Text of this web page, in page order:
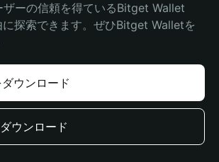
ーの信頼を得ているBitget Wallet
探索できます。ぜひBitget Walletを
ウンロード
ウンロード